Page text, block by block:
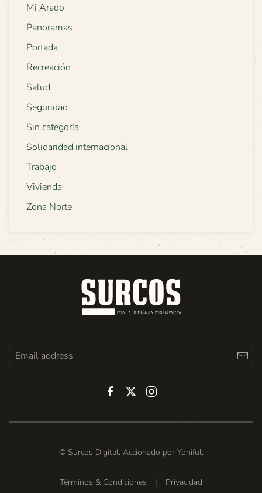
Mi Arado
Panoramas
Portada
Recreación
Salud
Seguridad
Sin categoría
Solidaridad internacional
Trabajo
Vivienda
Zona Norte
© Surcos Digital. Accionado por Yohiful.
Términos & Condiciones | Privacidad